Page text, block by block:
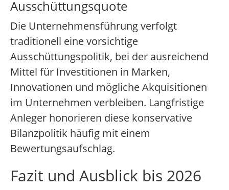
Ausschüttungsquote
Die Unternehmensführung verfolgt
traditionell eine vorsichtige
Ausschüttungspolitik, bei der ausreichend
Mittel für Investitionen in Marken,
Innovationen und mögliche Akquisitionen
im Unternehmen verbleiben. Langfristige
Anleger honorieren diese konservative
Bilanzpolitik häufig mit einem
Bewertungsaufschlag.
Fazit und Ausblick bis 2026